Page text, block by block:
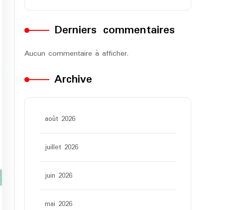
Derniers commentaires
Aucun commentaire à afficher.
Archive
août 2026
juillet 2026
juin 2026
mai 2026